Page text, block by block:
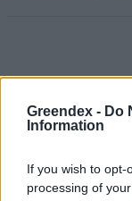
Greendex - Do
Information
If you wish to
processing of